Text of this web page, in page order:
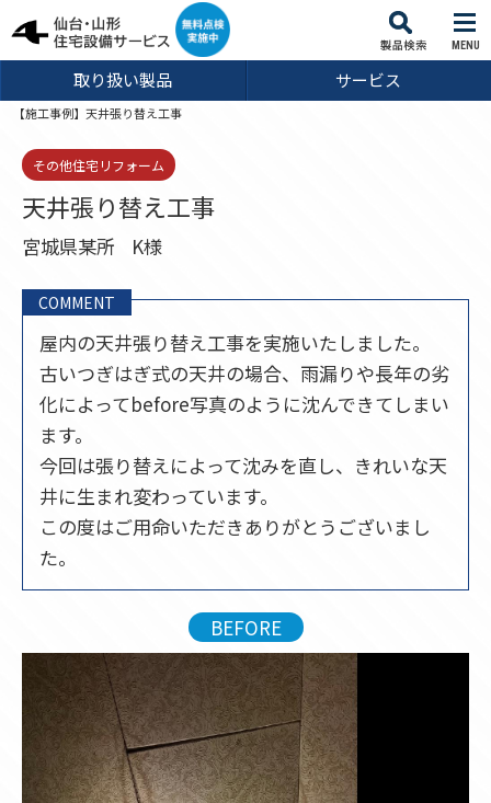
MENU
取り扱い製品 サービス
【施工事例】天井張り替え工事
その他住宅リフォーム
天井張り替え工事
宮城県某所 K様
COMMENT
屋内の天井張り替え工事を実施いたしました。
古いつぎはぎ式の天井の場合、雨漏りや長年の劣
化によってbefore写真のように沈んできてしまい
ます。
今回は張り替えによって沈みを直し、きれいな天
井に生まれ変わっています。
この度はご用命いただきありがとうございまし
た。
BEFORE